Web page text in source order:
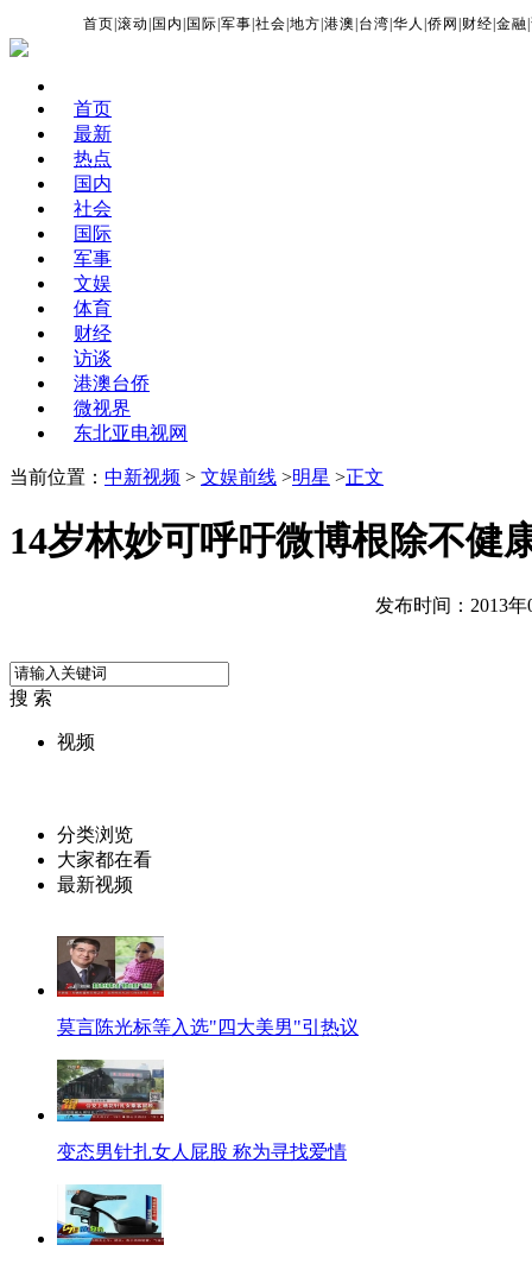
首页 |滚动 国内 国际 |军事 |社会 |地方 |港澳 台湾 |华人 |侨网 财经 |金融 |
首页
最新
热点
国内
社会
国际
军事
文娱
体育
财经
访谈
港澳台侨
微视界
东北亚电视网
当前位置： 中新视频 > 文娱前线 >明星 >正文
14岁林妙可呼吁微博根除不健
发布时间：2013年
搜 索
视频
分类浏览
大家都在看
最新视频
莫言陈光标等入选"四大美男"引热议
变态男针扎女人屁股 称为寻找爱情